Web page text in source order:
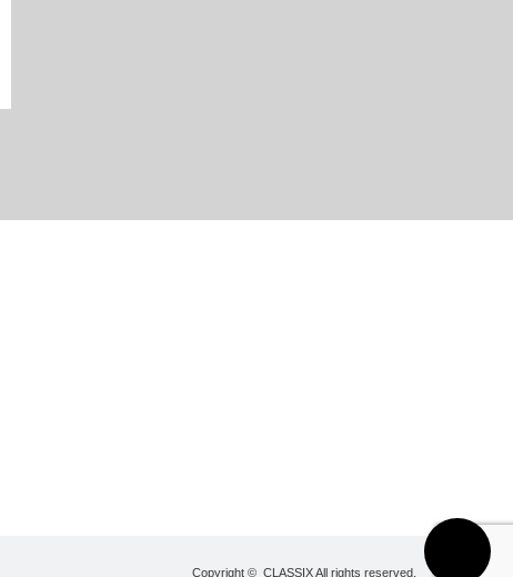
Copyright © CLASSIXAll rights reserved.